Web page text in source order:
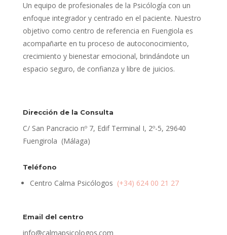
Un equipo de profesionales de la Psicólogía con un
enfoque integrador y centrado en el paciente. Nuestro
objetivo como centro de referencia en Fuengiola es
acompañarte en tu proceso de autoconocimiento,
crecimiento y bienestar emocional, brindándote un
espacio seguro, de confianza y libre de juicios.
Dirección de la Consulta
C/ San Pancracio nº 7, Edif Terminal I, 2º-5, 29640
Fuengirola (Málaga)
Teléfono
Centro Calma Psicólogos (+34) 624 00 21 27
Email del centro
info@calmapsicologos.com